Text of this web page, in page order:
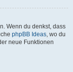
Wenn du denkst, dass
phpBB Ideas, wo du
neue Funktionen